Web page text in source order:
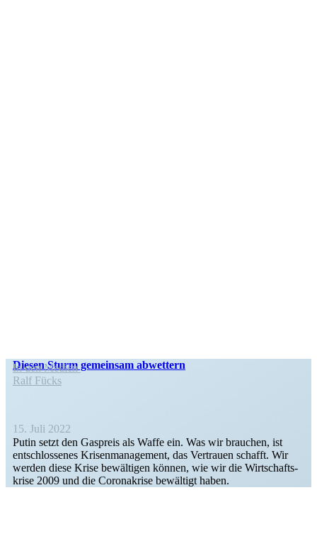
Diesen Sturm gemeinsam abwettern
In den Medien
Ralf Fücks
15. Juli 2022
Putin setzt den Gaspreis als Waffe ein. Was wir brauchen, ist
entschlos­senes Krisen­ma­nagement, das Vertrauen schafft. Wir
werden diese Krise bewäl­tigen können, wie wir die Wirtschafts­
krise 2009 und die Corona­krise bewältigt haben.